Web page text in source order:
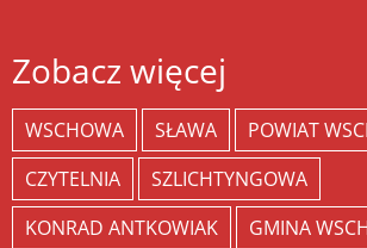
Zobacz więcej
WSCHOWA SŁAWA
POWIAT
CZYTELNIA
SZLICHTYNGOWA
KONRAD ANTKOWIAK
GMINA